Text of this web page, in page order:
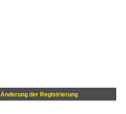
Änderung der Registrierung